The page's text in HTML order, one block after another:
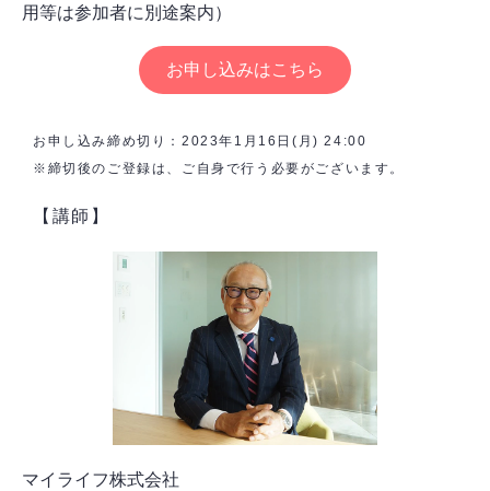
用等は参加者に別途案内）
お申し込みはこちら
お申し込み締め切り：2023年1月16日(月) 24:00
※締切後のご登録は、ご自身で行う必要がございます。
【講師】
マイライフ株式会社